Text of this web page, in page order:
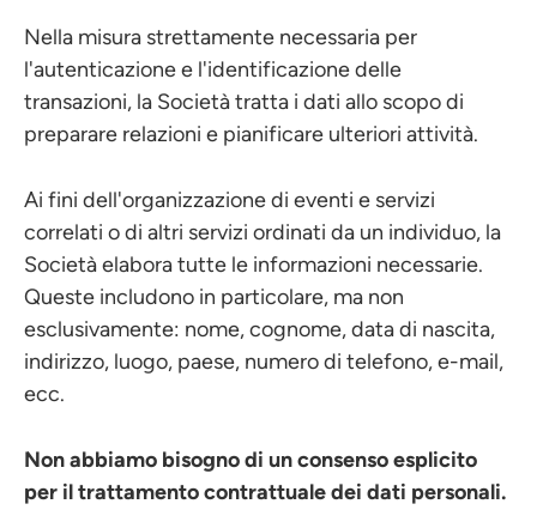
Nella misura strettamente necessaria per
l'autenticazione e l'identificazione delle
transazioni, la Società tratta i dati allo scopo di
preparare relazioni e pianificare ulteriori attività.
Ai fini dell'organizzazione di eventi e servizi
correlati o di altri servizi ordinati da un individuo, la
Società elabora tutte le informazioni necessarie.
Queste includono in particolare, ma non
esclusivamente: nome, cognome, data di nascita,
indirizzo, luogo, paese, numero di telefono, e-mail,
ecc.
Non abbiamo bisogno di un consenso esplicito
per il trattamento contrattuale dei dati personali.